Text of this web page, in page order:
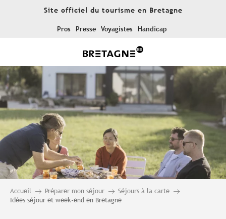
Site officiel du tourisme en Bretagne
Pros Presse Voyagistes Handicap
Accueil Préparer mon séjour
Séjours à la carte
Idées séjour et week-end en Bretagne